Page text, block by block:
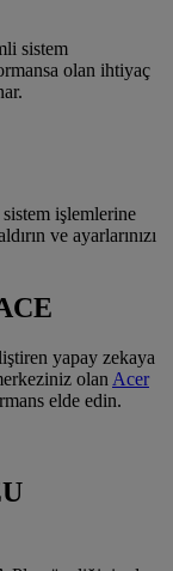
sistem
olan ihtiyaç
işlemlerine
ve ayarlarınızı
yapay zekaya
olanAcer
elde edin.